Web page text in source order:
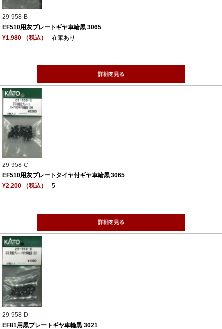
29-958-B
EF510用灰プレートギヤ車輪黒 3065
¥1,980 （税込）
在庫あり
29-958-C
EF510用灰プレートタイヤ付ギヤ車輪黒 3065
¥2,200 （税込）
5
29-958-D
EF81用黒プレートギヤ車輪黒 3021